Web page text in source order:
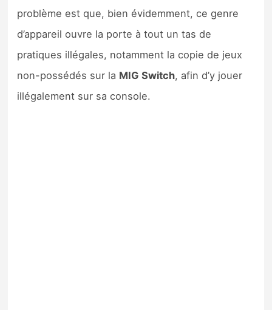
problème est que, bien évidemment, ce genre
d’appareil ouvre la porte à tout un tas de
pratiques illégales, notamment la copie de jeux
non-possédés sur la MIG Switch, afin d’y jouer
illégalement sur sa console.